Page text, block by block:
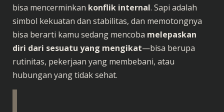
bisa mencerminkan konflik internal. Sapi adalah
simbol kekuatan dan stabilitas, dan memotongnya
bisa berarti kamu sedang mencoba melepaskan
diri dari sesuatu yang mengikat—bisa berupa
rutinitas, pekerjaan yang membebani, atau
hubungan yang tidak sehat.